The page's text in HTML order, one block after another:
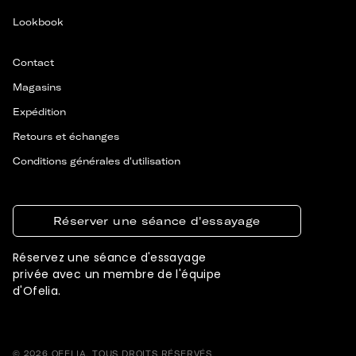
Lookbook
Contact
Magasins
Expédition
Retours et échanges
Conditions générales d'utilisation
Réserver une séance d'essayage
Réservez une séance d'essayage
privée avec un membre de l'équipe
d'Ofelia.